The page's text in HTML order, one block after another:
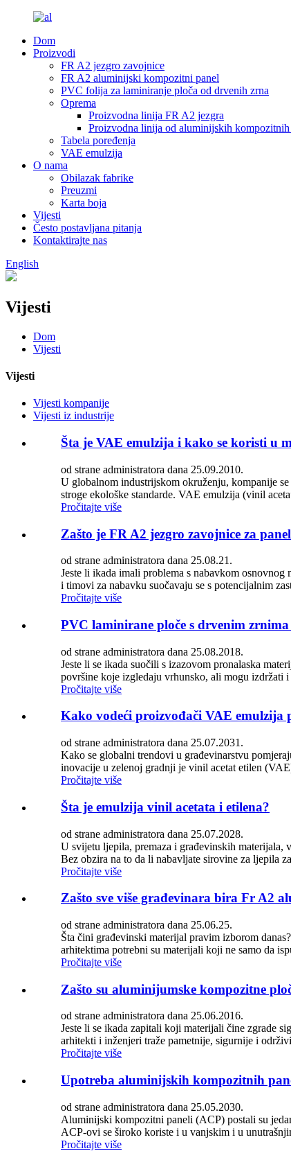
Dom
Proizvodi
FR A2 jezgro zavojnice
FR A2 aluminijski kompozitni panel
PVC folija za laminiranje ploča od drvenih zrna
Oprema
Proizvodna linija FR A2 jezgra
Proizvodna linija od aluminijskih
Tabela poređenja
VAE emulzija
O nama
Obilazak fabrike
Preuzmi
Karta boja
Vijesti
Često postavljana pitanja
Kontaktirajte nas
English
Vijesti
Dom
Vijesti
Vijesti
Vijesti kompanije
Vijesti iz industrije
Šta je VAE emulzija i kako se koristi u
od strane administratora dana 25.09.2010.
U globalnom industrijskom okruženju, kompanije
stroge ekološke standarde. VAE emulzija (vinil
Pročitajte više
Zašto je FR A2 jezgro zavojnice za
od strane administratora dana 25.08.21.
Jeste li ikada imali problema s nabavkom
i timovi za nabavku suočavaju se s potencijalnim
Pročitajte više
PVC laminirane ploče s drvenim
od strane administratora dana 25.08.2018.
Jeste li se ikada suočili s izazovom pronalaska
površine koje izgledaju vrhunsko, ali mogu izdržati
Pročitajte više
Kako vodeći proizvođači VAE emulzija
od strane administratora dana 25.07.2031.
Kako se globalni trendovi u građevinarstvu
inovacije u zelenoj gradnji je vinil acetat etilen
Pročitajte više
Šta je emulzija vinil acetata i etilena?
od strane administratora dana 25.07.2028.
U svijetu ljepila, premaza i građevinskih materijala,
Bez obzira na to da li nabavljate sirovine za ljepila
Pročitajte više
Zašto sve više građevinara bira Fr A2
od strane administratora dana 25.06.25.
Šta čini građevinski materijal pravim izborom
arhitektima potrebni su materijali koji ne samo da
Pročitajte više
Zašto su aluminijumske kompozitne
od strane administratora dana 25.06.2016.
Jeste li se ikada zapitali koji materijali čine zgrade
arhitekti i inženjeri traže pametnije, sigurnije i
Pročitajte više
Upotreba aluminijskih kompozitnih
od strane administratora dana 25.05.2030.
Aluminijski kompozitni paneli (ACP) postali su
ACP-ovi se široko koriste i u vanjskim i u
Pročitajte više